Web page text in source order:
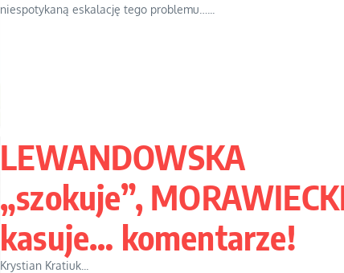
niespotykaną eskalację tego problemu…...
LEWANDOWSKA
„szokuje”,
kasuje… komentarze!
Krystian Kratiuk...